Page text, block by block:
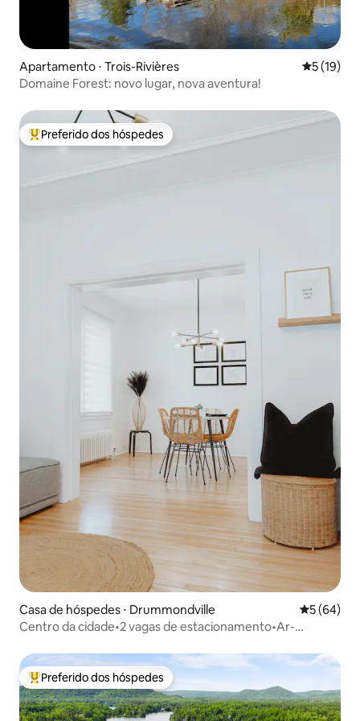
Apartamento ⋅ Trois-Rivières 5 de uma
5 (19)
Domaine Forest: novo lugar, nova aventura!
Entre os melhores preferidos dos hóspedes
Preferido dos hóspedes
Casa de hóspedes ⋅ Drummondville 5 de uma
5 (64)
Centro da cidade•2 vagas de estacionamento•Ar-
caminhada
Entre os melhores preferidos dos hóspedes
Preferido dos hóspedes